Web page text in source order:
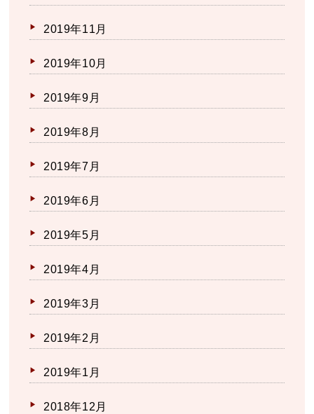
2019年11月
2019年10月
2019年9月
2019年8月
2019年7月
2019年6月
2019年5月
2019年4月
2019年3月
2019年2月
2019年1月
2018年12月